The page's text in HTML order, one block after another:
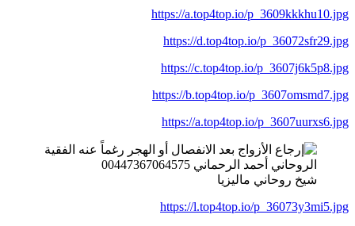
https://a.top4top.io/p_3609kkkhu10.jpg
https://d.top4top.io/p_36072sfr29.jpg
https://c.top4top.io/p_3607j6k5p8.jpg
https://b.top4top.io/p_3607omsmd7.jpg
https://a.top4top.io/p_3607uurxs6.jpg
شيخ روحاني ماليزيا
https://l.top4top.io/p_36073y3mi5.jpg